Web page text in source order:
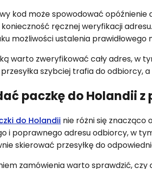
kod może spowodować
konieczność ręcznej weryfikacji
możliwości ustalenia prawidłowego
warto zweryfikować cały adres, w
szybciej trafia do odbiorcy,
paczkę do Holandii
do Holandii nie różni się znacząco
i poprawnego adresu odbiorcy, w
skierować przesyłkę do
zamówienia warto sprawdzić, czy